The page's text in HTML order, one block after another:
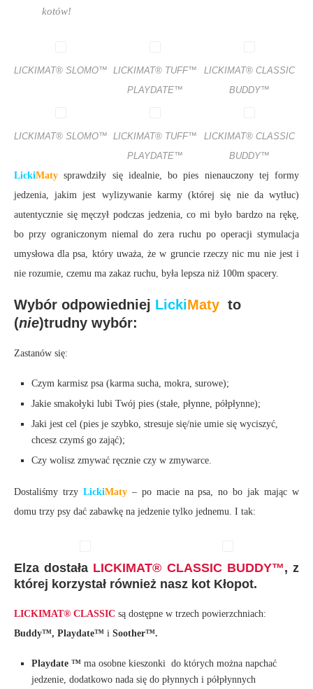
kotów!
LICKIMAT® SLOMO™ LICKIMAT® TUFF™
PLAYDATE™
LICKIMAT® CLASSIC
BUDDY™
LICKIMAT® SLOMO™ LICKIMAT® TUFF™
PLAYDATE™
LICKIMAT® CLASSIC
BUDDY™
LickiMatysprawdziły się idealnie, bo pies nienauczony tej formy
jedzenia, jakim jest wylizywanie karmy (której się nie da wytłuc)
autentycznie się męczył podczas jedzenia, co mi było bardzo na rękę,
bo przy ograniczonym niemal do zera ruchu po operacji stymulacja
umysłowa dla psa, który uważa, że w gruncie rzeczy nic mu nie jest i
nie rozumie, czemu ma zakaz ruchu, była lepsza niż 100m spacery.
Wybór odpowiedniej LickiMaty to
(nie)trudny wybór:
Zastanów się:
Czym karmisz psa (karma sucha, mokra, surowe);
Jakie smakołyki lubi Twój pies (stałe, płynne, półpłynne);
Jaki jest cel (pies je szybko, stresuje się/nie umie się wyciszyć,
chcesz czymś go zająć);
Czy wolisz zmywać ręcznie czy w zmywarce.
Dostaliśmy trzy LickiMaty– po macie na psa, no bo jak mając w
domu trzy psy dać zabawkę na jedzenie tylko jednemu. I tak:
Elza dostała LICKIMAT® CLASSIC BUDDY™, z
której korzystał również nasz kot Kłopot.
LICKIMAT® CLASSIC są dostępne w trzech powierzchniach:
Buddy™, Playdate™ i Soother™.
Playdate ™ ma osobne kieszonki do których można napchać
jedzenie, dodatkowo nada się do płynnych i półpłynnych